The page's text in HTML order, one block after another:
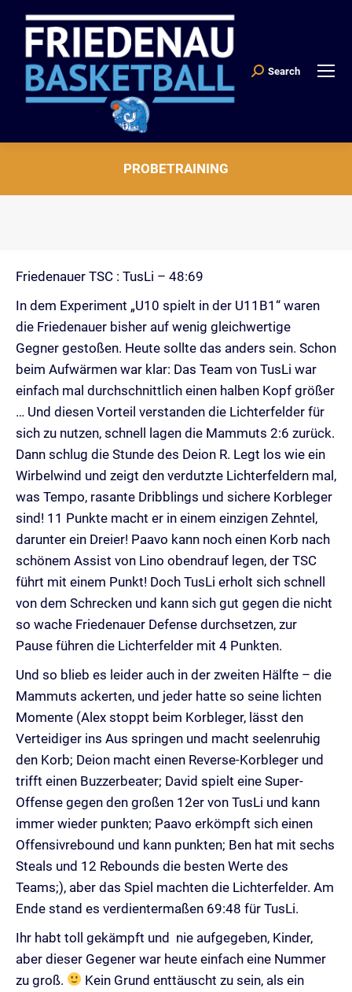
Search:
Search
PROBETRAINING
Friedenauer TSC : TusLi – 48:69
In dem Experiment „U10 spielt in der U11B1“ waren
die Friedenauer bisher auf wenig gleichwertige
Gegner gestoßen. Heute sollte das anders sein. Schon
beim Aufwärmen war klar: Das Team von TusLi war
einfach mal durchschnittlich einen halben Kopf größer
… Und diesen Vorteil verstanden die Lichterfelder für
sich zu nutzen, schnell lagen die Mammuts 2:6 zurück.
Dann schlug die Stunde des Deion R. Legt los wie ein
Wirbelwind und zeigt den verdutzte Lichterfeldern mal,
was Tempo, rasante Dribblings und sichere Korbleger
sind! 11 Punkte macht er in einem einzigen Zehntel,
darunter ein Dreier! Paavo kann noch einen Korb nach
schönem Assist von Lino obendrauf legen, der TSC
führt mit einem Punkt! Doch TusLi erholt sich schnell
von dem Schrecken und kann sich gut gegen die nicht
so wache Friedenauer Defense durchsetzen, zur
Pause führen die Lichterfelder mit 4 Punkten.
Und so blieb es leider auch in der zweiten Hälfte – die
Mammuts ackerten, und jeder hatte so seine lichten
Momente (Alex stoppt beim Korbleger, lässt den
Verteidiger ins Aus springen und macht seelenruhig
den Korb; Deion macht einen Reverse-Korbleger und
trifft einen Buzzerbeater; David spielt eine Super-
Offense gegen den großen 12er von TusLi und kann
immer wieder punkten; Paavo erkömpft sich einen
Offensivrebound und kann punkten; Ben hat mit sechs
Steals und 12 Rebounds die besten Werte des
Teams;), aber das Spiel machten die Lichterfelder. Am
Ende stand es verdientermaßen 69:48 für TusLi.
Ihr habt toll gekämpft und nie aufgegeben, Kinder,
aber dieser Gegener war heute einfach eine Nummer
zu groß.
Kein Grund enttäuscht zu sein, als ein